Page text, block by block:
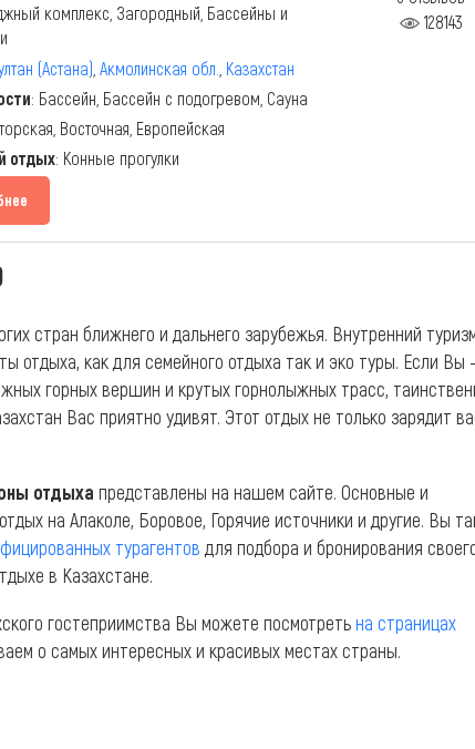
комплекс, Загородный, Бассейны и
(Астана) Акмолинская обл. Казахстан
: Бассейн, Бассейн с подогревом, Сауна
Восточная, Европейская
отдых: Конные прогулки
128143
стран ближнего и дальнего зарубежья. Внутренний
отдыха, как для семейного отдыха так и эко туры. Если Вы -
горных вершин и крутых горнолыжных трасс,
Вас приятно удивят. Этот отдых не только зарядит
отдыха представлены на нашем сайте. Основные и
на Алаколе, Боровое, Горячие источники и другие. Вы
турагентов для подбора и бронирования
в Казахстане.
гостеприимства Вы можете посмотретьна страницах
о самых интересных и красивых местах страны.